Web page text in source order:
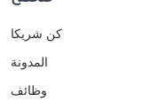
كن شريكا
المدونة
وظائف